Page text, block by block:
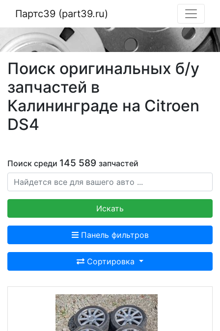
Партс39 (part39.ru)
Поиск оригинальных б/у
запчастей в
Калининграде на Citroen
DS4
Поиск среди 145 589 запчастей
Искать
Панель фильтров
Сортировка